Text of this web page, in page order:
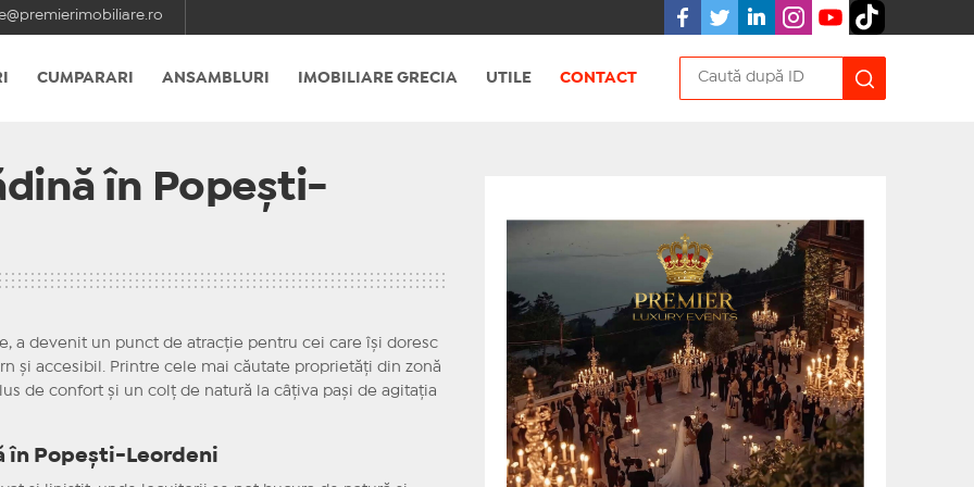
CUMPARARI ANSAMBLURI IMOBILIARE GRECIA UTILE CONTACT
în Popești-
a devenit un punct de atracție pentru cei care își doresc
și accesibil. Printre cele mai căutate proprietăți din zonă
de confort și un colț de natură la câțiva pași de agitația
în Popești-Leordeni